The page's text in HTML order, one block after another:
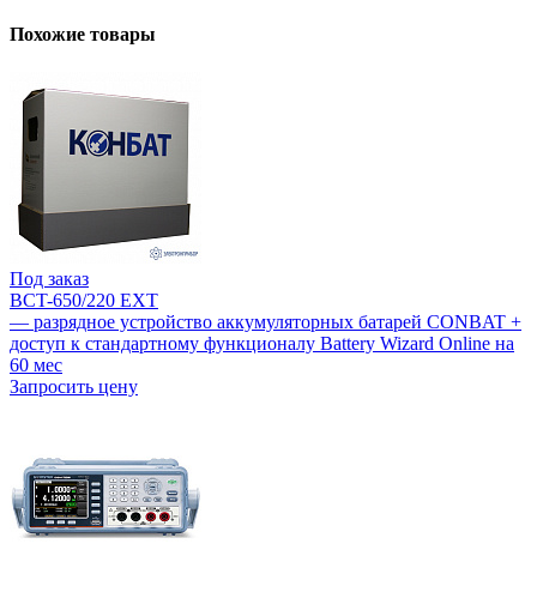
Похожие товары
Под заказ
BCT-650/220 EXT
— разрядное устройство аккумуляторных батарей CONBAT +
доступ к стандартному функционалу Battery Wizard Online на
60 мес
Запросить цену